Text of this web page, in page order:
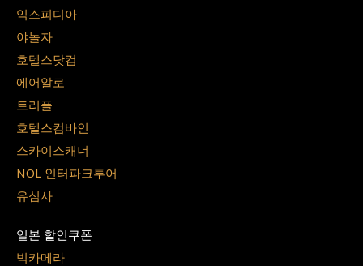
익스피디아
야놀자
호텔스닷컴
에어알로
트리플
호텔스컴바인
스카이스캐너
NOL 인터파크투어
유심사
일본 할인쿠폰
빅카메라